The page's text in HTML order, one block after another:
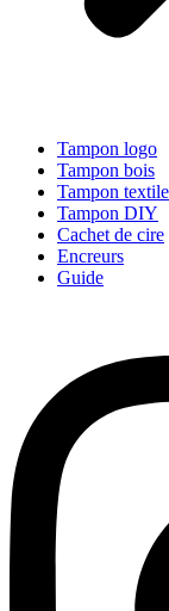
Tampon logo
Tampon bois
Tampon textile
Tampon DIY
Cachet de cire
Encreurs
Guide